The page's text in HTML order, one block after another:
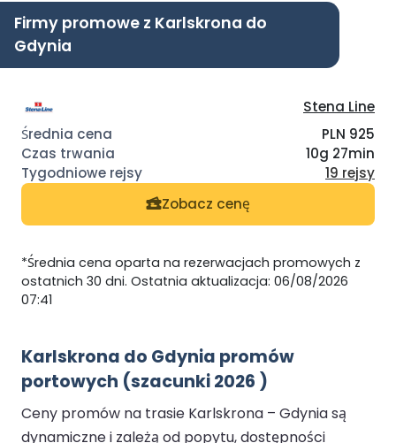
Firmy promowe z Karlskrona do
Gdynia
Stena Line
PLN 925
10g 27min
19 rejsy
Zobacz cenę
*Średnia cena oparta na rezerwacjach promowych z
ostatnich 30 dni. Ostatnia aktualizacja: 06/08/2026
07:41
Karlskrona do Gdynia promów
portowych (szacunki 2026 )
Ceny promów na trasie Karlskrona – Gdynia są
dynamiczne i zależą od popytu, dostępności